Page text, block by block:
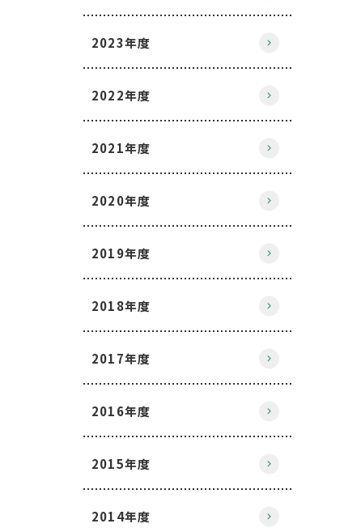
2023年度
2022年度
2021年度
2020年度
2019年度
2018年度
2017年度
2016年度
2015年度
2014年度